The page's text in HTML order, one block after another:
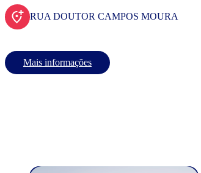
RUA DOUTOR CAMPOS MOURA
Mais informações